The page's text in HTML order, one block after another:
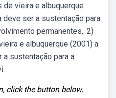
vieira e albuquerque
deve ser a sustentação para
permanentes,. 2)
e albuquerque (2001) a
sustentação para a
click the button below.